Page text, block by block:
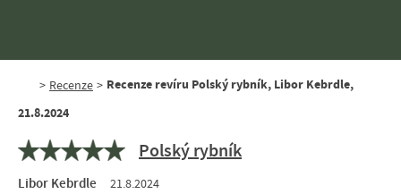
> Recenze > Recenze revíru Polský rybník, Libor Kebrdle,
21.8.2024
Polský rybník
Libor Kebrdle 21.8.2024